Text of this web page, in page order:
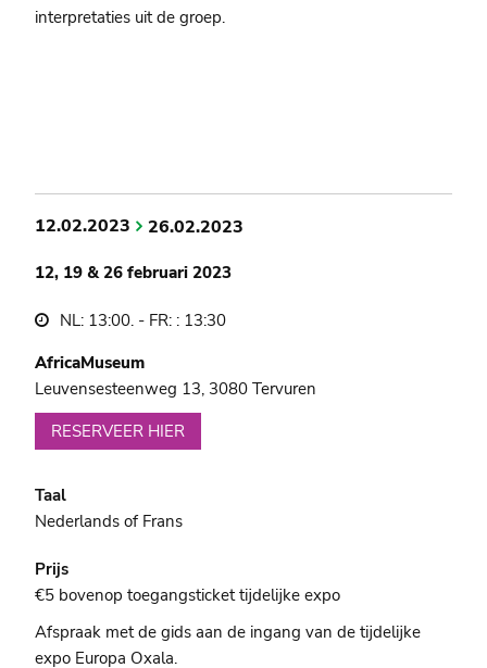
interpretaties uit de groep.
12.02.2023 26.02.2023
12, 19 & 26 februari 2023
NL: 13:00. - FR: : 13:30
AfricaMuseum
Leuvensesteenweg 13, 3080 Tervuren
RESERVEER HIER
Taal
Nederlands of Frans
Prijs
€5 bovenop toegangsticket tijdelijke expo
Afspraak met de gids aan de ingang van de tijdelijke
expo Europa Oxala.